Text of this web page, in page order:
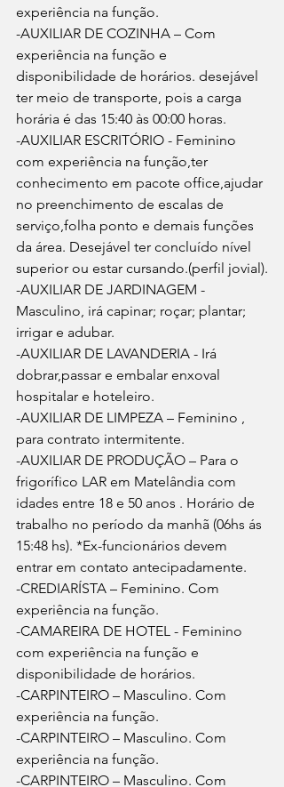
experiência na função.
-AUXILIAR DE COZINHA – Com
experiência na função e
disponibilidade de horários. desejável
ter meio de transporte, pois a carga
horária é das 15:40 às 00:00 horas.
-AUXILIAR ESCRITÓRIO - Feminino
com experiência na função,ter
conhecimento em pacote office,ajudar
no preenchimento de escalas de
serviço,folha ponto e demais funções
da área. Desejável ter concluído nível
superior ou estar cursando.(perfil jovial).
-AUXILIAR DE JARDINAGEM -
Masculino, irá capinar; roçar; plantar;
irrigar e adubar.
-AUXILIAR DE LAVANDERIA - Irá
dobrar,passar e embalar enxoval
hospitalar e hoteleiro.
-AUXILIAR DE LIMPEZA – Feminino ,
para contrato intermitente.
-AUXILIAR DE PRODUÇÃO – Para o
frigorífico LAR em Matelândia com
idades entre 18 e 50 anos . Horário de
trabalho no período da manhã (06hs ás
15:48 hs). *Ex-funcionários devem
entrar em contato antecipadamente.
-CREDIARÍSTA – Feminino. Com
experiência na função.
-CAMAREIRA DE HOTEL - Feminino
com experiência na função e
disponibilidade de horários.
-CARPINTEIRO – Masculino. Com
experiência na função.
-CARPINTEIRO – Masculino. Com
experiência na função.
-CARPINTEIRO – Masculino. Com